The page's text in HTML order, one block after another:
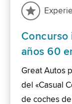
Concurso
años 60
Great Autos
del «Casual
de coches